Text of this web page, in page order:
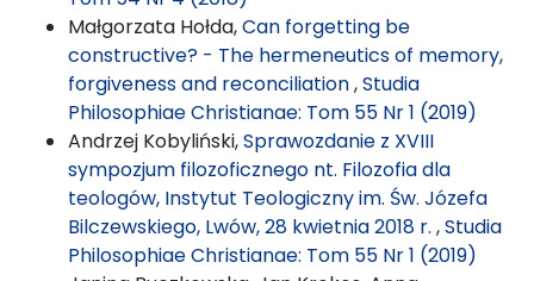
Małgorzata Hołda,Can forgetting be
constructive? - The hermeneutics of memory,
forgiveness and reconciliation,Studia
Philosophiae Christianae: Tom 55 Nr 1 (2019)
Andrzej Kobyliński,Sprawozdanie z XVIII
sympozjum filozoficznego nt. Filozofia dla
teologów, Instytut Teologiczny im. Św. Józefa
Bilczewskiego, Lwów, 28 kwietnia 2018 r. ,Studia
Philosophiae Christianae: Tom 55 Nr 1 (2019)